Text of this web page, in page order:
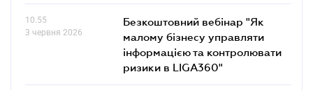
10.55
3 червня 2026
Безкоштовний вебінар "Як
малому бізнесу управляти
інформацією та контролювати
ризики в LIGA360"